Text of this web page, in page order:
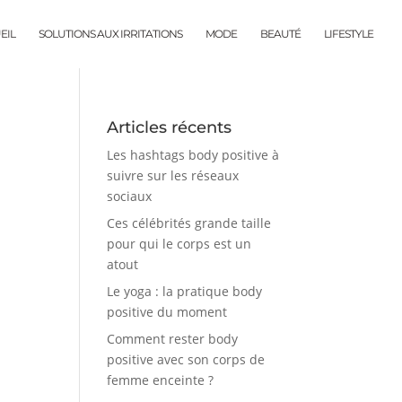
SOLUTIONS AUX IRRITATIONS MODE BEAUTÉ LIFESTYLE
Articles récents
Les hashtags body positive à
suivre sur les réseaux
sociaux
Ces célébrités grande taille
pour qui le corps est un
atout
Le yoga : la pratique body
positive du moment
Comment rester body
positive avec son corps de
femme enceinte ?